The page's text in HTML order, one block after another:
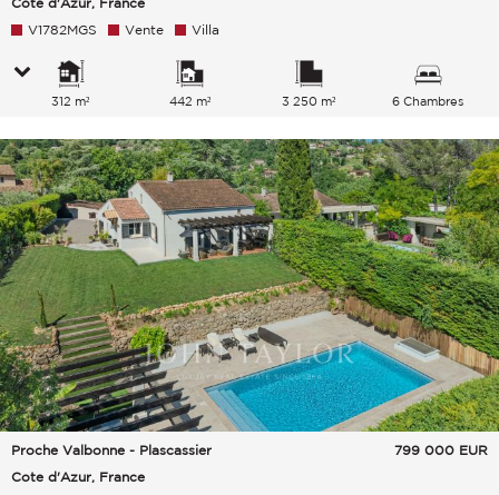
V1782MGS
Vente Villa
312 m² 442 m² 3 250 m² 6 Chambres
Proche Valbonne - Plascassier
Cote d'Azur, France
799 000 EUR